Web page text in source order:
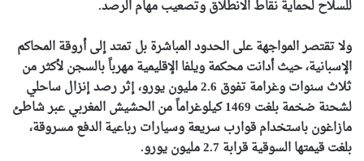
للسلاح لحماية نقاط الانطلاق وتصعيب مهام الرصد.
ولا تقتصر المواجهة على الحدود المباشرة بل تمتد إلى أروقة المحاكم
الإسبانية، حيث أدانت محكمة ويلفا الإقليمية مهرباً بالسجن لأكثر من
ثلاث سنوات وغرامة تفوق 2.6 مليون يورو، إثر رصد إنزال ساحلي
لشحنة ضخمة بلغت 1469 كيلوغراماً من الحشيش المغربي عبر شاطئ
مازاغون باستخدام قوارب سريعة وسيارات رباعية الدفع مسروقة،
بلغت قيمتها السوقية قرابة 2.7 مليون يورو.